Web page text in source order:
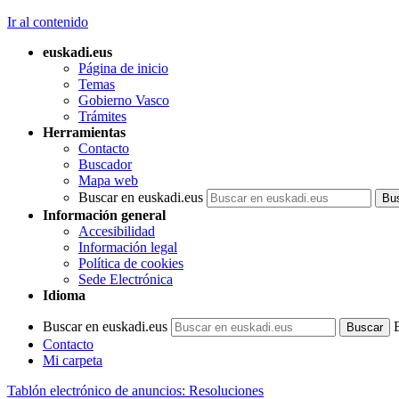
Ir al contenido
euskadi.eus
Página de inicio
Temas
Gobierno Vasco
Trámites
Herramientas
Contacto
Buscador
Mapa web
Buscar en euskadi.eus
Información general
Accesibilidad
Información legal
Política de cookies
Sede Electrónica
Idioma
Buscar en euskadi.eus
Contacto
Mi carpeta
Tablón electrónico de anuncios: Resoluciones